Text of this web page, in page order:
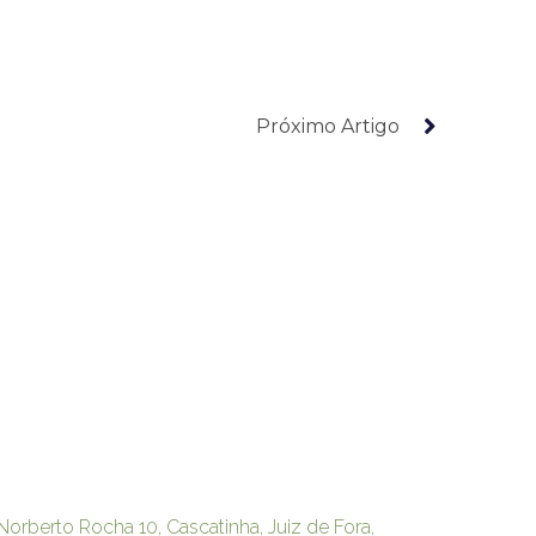
Próximo Artigo
Rocha 10, Cascatinha, Juiz de Fora,